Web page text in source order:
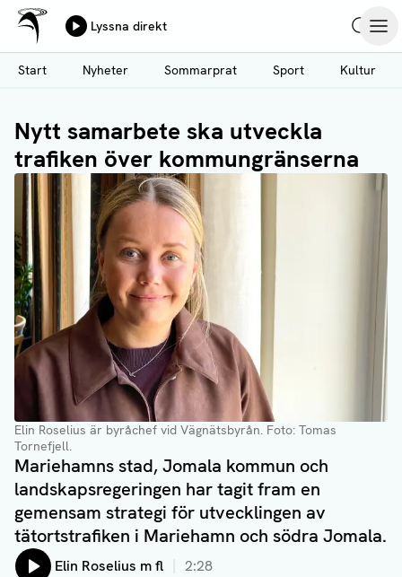
Hoppa
till
huvudinnehåll
Ålands Radio & TV
Lyssna direkt
Start
Nyheter Sommarprat Sport Kultur
Nytt samarbete ska utveckla
trafiken över kommungränserna
Elin Roselius är byråchef vid Vägnätsbyrån. Foto: Tomas
Tornefjell.
Mariehamns stad, Jomala kommun och
landskapsregeringen har tagit fram en
gemensam strategi för utvecklingen av
tätortstrafiken i Mariehamn och södra Jomala.
Lyssna på:
Elin Roselius m fl 2:28